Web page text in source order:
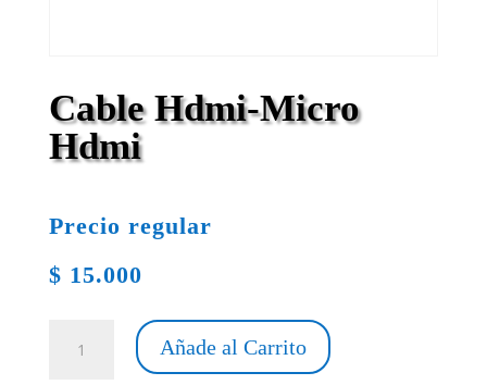
Cable Hdmi-Micro
Hdmi
Precio regular
$ 15.000
Hdmi-
Añade al Carrito